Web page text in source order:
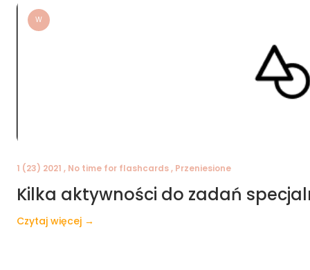
W
1 (23) 2021 , No time for flashcards , Przeniesione
Kilka aktywności do zadań
Czytaj więcej →